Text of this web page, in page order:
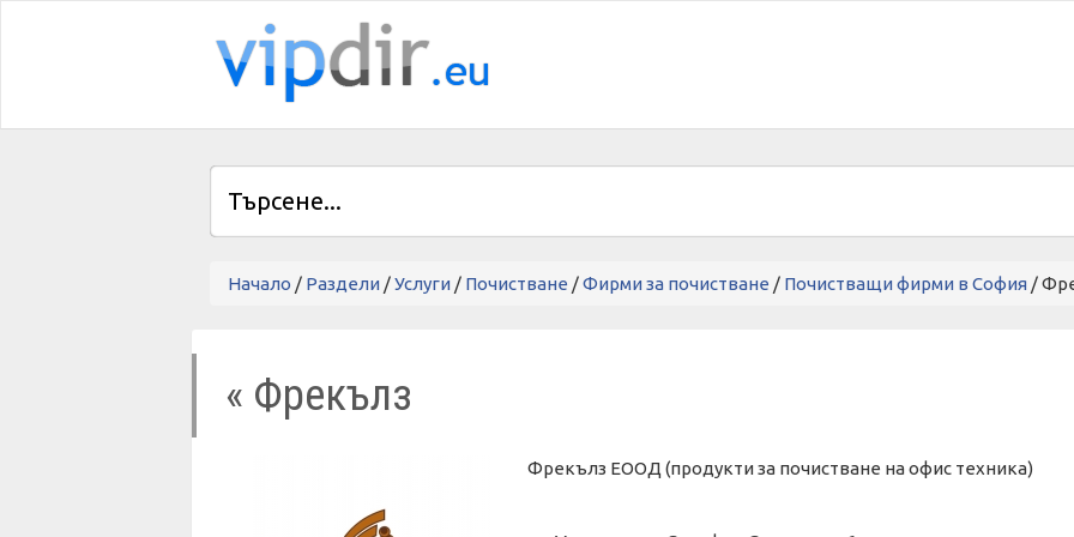
Начало / Раздели /Услуги / Почистване /Фирми за почистване / Почистващи фирми в София /
« Фрекълз
Фрекълз ЕООД (продукти за почистване на офис техника)